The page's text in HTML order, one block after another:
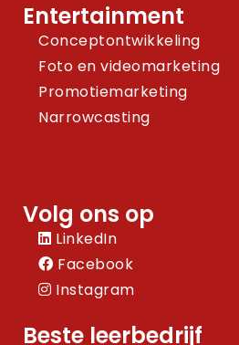
Entertainment
Conceptontwikkeling
Foto en videomarketing
Promotiemarketing
Narrowcasting
Volg ons op
LinkedIn
Facebook
Instagram
Beste leerbedrijf